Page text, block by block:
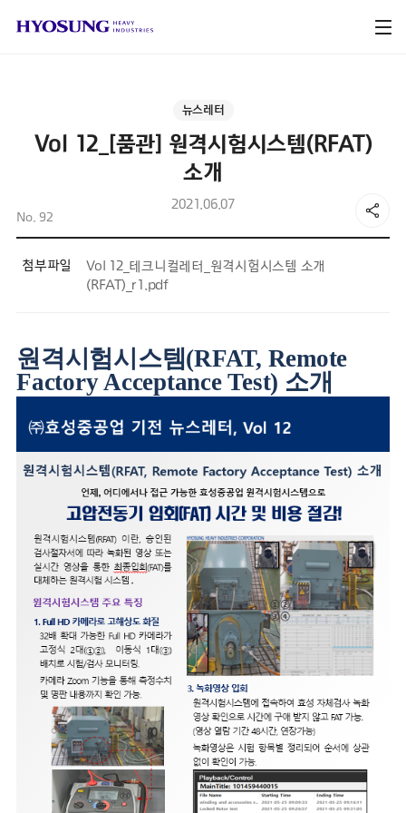
뉴스레터
Vol 12_[품관] 원격시험시스템(RFAT)
소개
2021.06.07
No. 92
첨부파일
Vol 12_테크니컬레터_원격시험시스템 소개
(RFAT)_r1.pdf
원격시험시스템 (RFAT, Remote
Factory Acceptance Test) 소개